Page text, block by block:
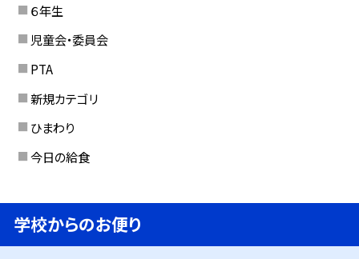
６年生
児童会・委員会
PTA
新規カテゴリ
ひまわり
今日の給食
学校からのお便り